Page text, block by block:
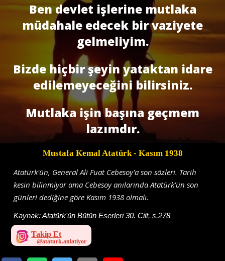
Ben devlet işlerine mutlaka
müdahale edecek bir vaziyete
gelmeliyim.
Bizde hiçbir şeyin yataktan idare
edilemeyeceğini bilirsiniz.
Mutlaka işin başına geçmem
lazımdır.
Mustafa Kemal Atatürk- Kasım 1938
Atatürk'ün, General Ali Fuat Cebesoy'a son sözleri. Tarih
kesin bilinmiyor ama Cebesoy anılarında Atatürk'ün son
günleri dediğine göre Kasım 1938 olmalı.
Kaynak:Atatürk'ün Bütün Eserleri 30. Cilt, s.278
Takip Et